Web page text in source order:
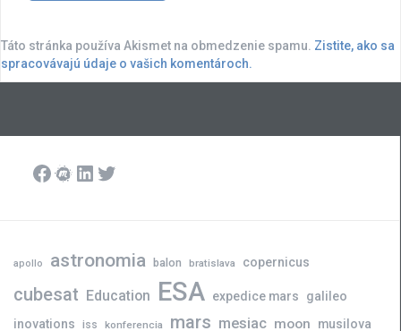
Táto stránka používa Akismet na obmedzenie spamu. Zistite, ako sa
spracovávajú údaje o vašich komentároch.
Facebook
Meetup
LinkedIn
Twitter
apollo astronomia balon bratislava copernicus
cubesat Education ESA expedice mars
galileo
inovations iss konferencia mars mesiac moon musilova